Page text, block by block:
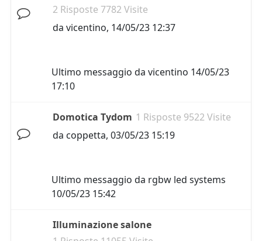
2 Risposte 7782 Visite
da vicentino, 14/05/23 12:37
Ultimo messaggio da vicentino 14/05/23
17:10
Domotica Tydom 1 Risposte 9522 Visite
da coppetta, 03/05/23 15:19
Ultimo messaggio da rgbw led systems
10/05/23 15:42
Illuminazione salone